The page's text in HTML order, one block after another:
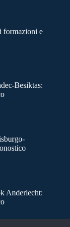
formazioni e
Besiktas:
Anderlecht: